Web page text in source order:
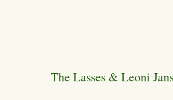
The Lasses & Leoni